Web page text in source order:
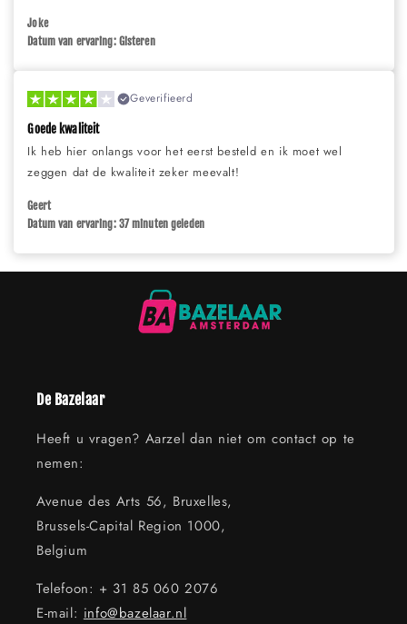
Joke
Datum van ervaring: Gisteren
Geverifieerd
Goede kwaliteit
Ik heb hier onlangs voor het eerst besteld en ik moet wel
zeggen dat de kwaliteit zeker meevalt!
Geert
Datum van ervaring: 37 minuten geleden
De Bazelaar
Heeft u vragen? Aarzel dan niet om contact op te
nemen:
Avenue des Arts 56, Bruxelles,
Brussels-Capital Region 1000,
Belgium
Telefoon: + 31 85 060 2076
E-mail: info@bazelaar.nl